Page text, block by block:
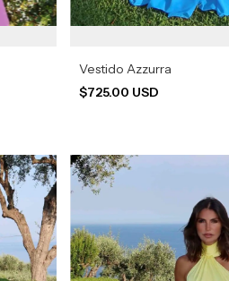
Vestido Azzurra
$725.00 USD